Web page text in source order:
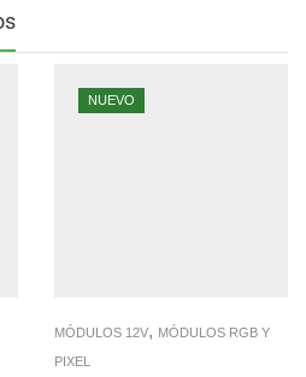
NUEVO
MÓDULOS 12V, MÓDULOS RGB Y
PIXEL